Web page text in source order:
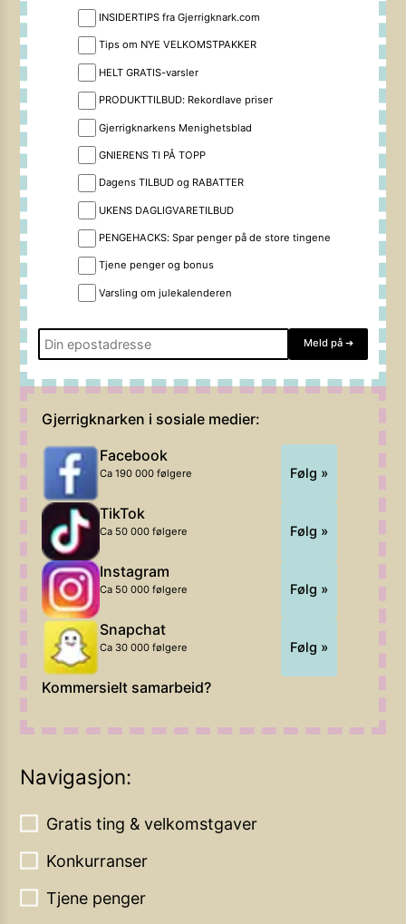
INSIDERTIPS fra Gjerrigknark.com
Tips om NYE VELKOMSTPAKKER
HELT GRATIS-varsler
PRODUKTTILBUD: Rekordlave priser
Gjerrigknarkens Menighetsblad
GNIERENS TI PÅ TOPP
Dagens TILBUD og RABATTER
UKENS DAGLIGVARETILBUD
PENGEHACKS: Spar penger på de store tingene
Tjene penger og bonus
Varsling om julekalenderen
Meld på ➔
Gjerrigknarken i sosiale medier:
Facebook
Ca 190 000 følgere Følg »
TikTok
Ca 50 000 følgere Følg »
Instagram
Ca 50 000 følgere Følg »
Snapchat
Ca 30 000 følgere Følg »
Kommersielt samarbeid?
Navigasjon:
Gratis ting & velkomstgaver
Konkurranser
Tjene penger